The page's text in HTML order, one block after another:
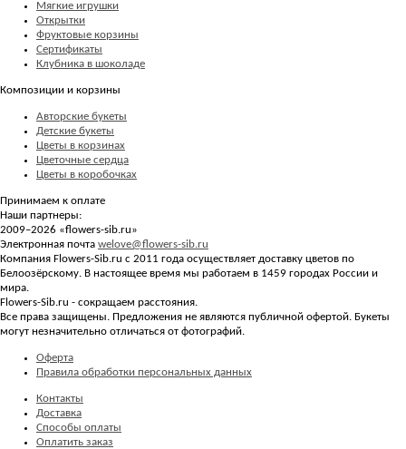
Мягкие игрушки
Открытки
Фруктовые корзины
Сертификаты
Клубника в шоколаде
Композиции и корзины
Авторские букеты
Детские букеты
Цветы в корзинах
Цветочные сердца
Цветы в коробочках
Принимаем к оплате
Наши партнеры:
2009–2026 «flowers-sib.ru»
Электронная почта welove@flowers-sib.ru
Компания Flowers-Sib.ru с 2011 года осуществляет доставку цветов по
Белоозёрскому. В настоящее время мы работаем в 1459 городах России и
мира.
Flowers-Sib.ru - сокращаем расстояния.
Все права защищены. Предложения не являются публичной офертой. Букеты
могут незначительно отличаться от фотографий.
Оферта
Правила обработки персональных данных
Контакты
Доставка
Способы оплаты
Оплатить заказ